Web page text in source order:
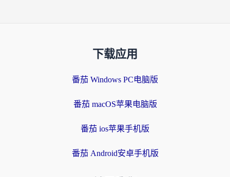
下载应用
番茄 Windows PC电脑版
番茄 macOS苹果电脑版
番茄 ios苹果手机版
番茄 Android安卓手机版